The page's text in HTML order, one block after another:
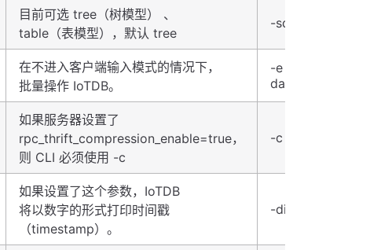
目前可选 tree（树模型） 、
table（表模型），默认 tree
-sql_dialect table
在不进入客户端输入模式的情况下，
批量操作 IoTDB。
-e "show
databases"
如果服务器设置了
rpc_thrift_compression_enable=true，
则 CLI 必须使用 -c
-c
如果设置了这个参数，IoTDB
将以数字的形式打印时间戳
（timestamp）。
-disableISO8601